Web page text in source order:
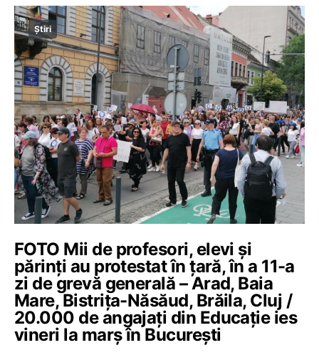
Știri
FOTO Mii de profesori, elevi și
părinți au protestat în țară, în a 11-a
zi de grevă generală – Arad, Baia
Mare, Bistrița-Năsăud, Brăila, Cluj /
20.000 de angajați din Educație ies
vineri la marș în București